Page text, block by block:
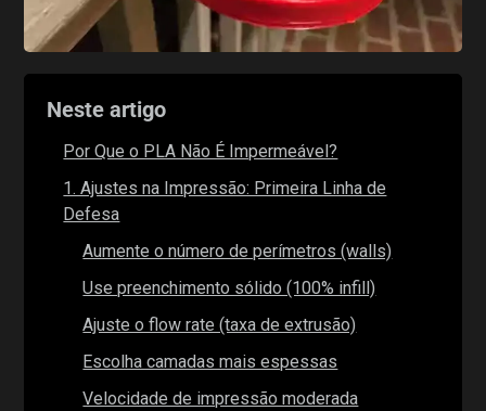
Neste artigo
Por Que o PLA Não É Impermeável?
1. Ajustes na Impressão: Primeira Linha de
Defesa
Aumente o número de perímetros (walls)
Use preenchimento sólido (100% infill)
Ajuste o flow rate (taxa de extrusão)
Escolha camadas mais espessas
Velocidade de impressão moderada